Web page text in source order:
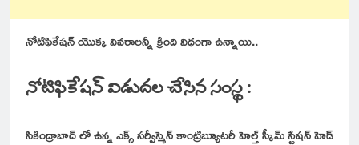
నోటిఫికేషన్ యొక్క వివరాలన్నీ క్రింది విధంగా ఉన్నాయి..
నోటిఫికేషన్ విడుదల చేసిన సంస్థ :
సికింద్రాబాద్ లో ఉన్న ఎక్స్ సర్వీస్మెన్ కాంట్రిబ్యూటరీ హెల్త్ స్కీమ్ స్టేషన్ హెడ్